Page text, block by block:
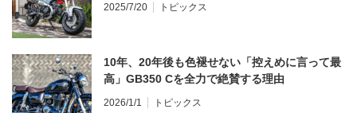
2025/7/20 トピックス
10年、20年後も色褪せない「控えめに言って最
高」GB350 Cを全力で絶賛する理由
2026/1/1 トピックス